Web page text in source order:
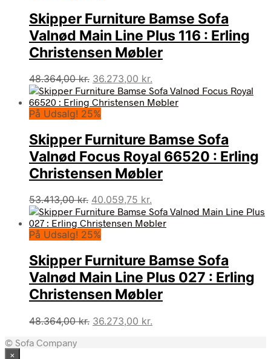
Skipper Furniture Bamse Sofa
Valnød Main Line Plus 116 : Erling
Christensen Møbler
48.364,00kr. Den
oprindelige
pris
var:
36.273,00 kr.
aktuelle
pris
På Udsalg! 25%
Skipper Furniture Bamse Sofa
Valnød Focus Royal 66520 : Erling
Christensen Møbler
53.413,00kr. Den
oprindelige
pris
var:
40.059,75 kr.
aktuelle
pris
På Udsalg! 25%
Skipper Furniture Bamse Sofa
Valnød Main Line Plus 027 : Erling
Christensen Møbler
48.364,00kr. Den
36.273,00 kr.
© Sofa Company
×